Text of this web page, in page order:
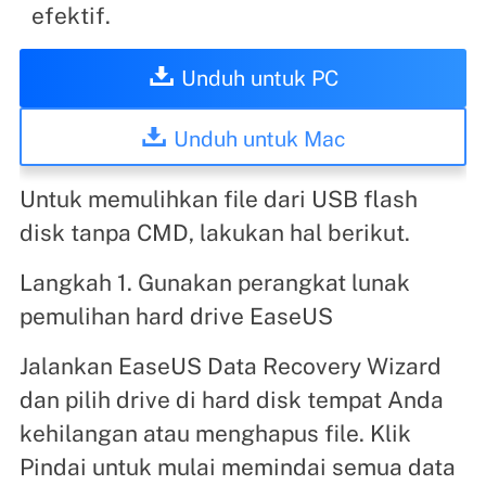
efektif.
Unduh untuk PC
Unduh untuk Mac
Untuk memulihkan file dari USB flash
disk tanpa CMD, lakukan hal berikut.
Langkah 1. Gunakan perangkat lunak
pemulihan hard drive EaseUS
Jalankan EaseUS Data Recovery Wizard
dan pilih drive di hard disk tempat Anda
kehilangan atau menghapus file. Klik
Pindai untuk mulai memindai semua data